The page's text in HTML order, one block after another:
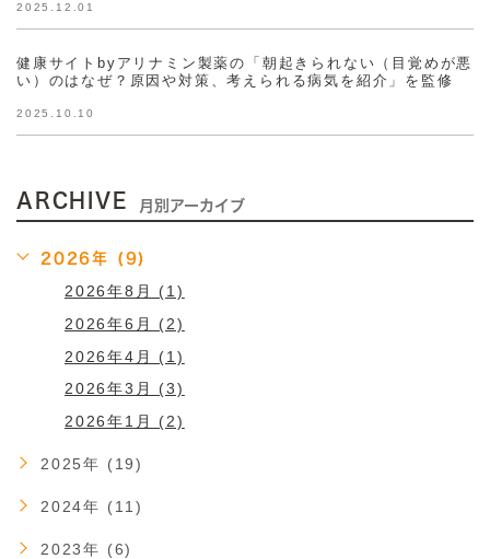
2025.12.01
健康サイトbyアリナミン製薬の「朝起きられない（目覚めが悪
い）のはなぜ？原因や対策、考えられる病気を紹介」を監修
2025.10.10
ARCHIVE 月別アーカイブ
2026年 (9)
2026年8月 (1)
2026年6月 (2)
2026年4月 (1)
2026年3月 (3)
2026年1月 (2)
2025年 (19)
2024年 (11)
2023年 (6)